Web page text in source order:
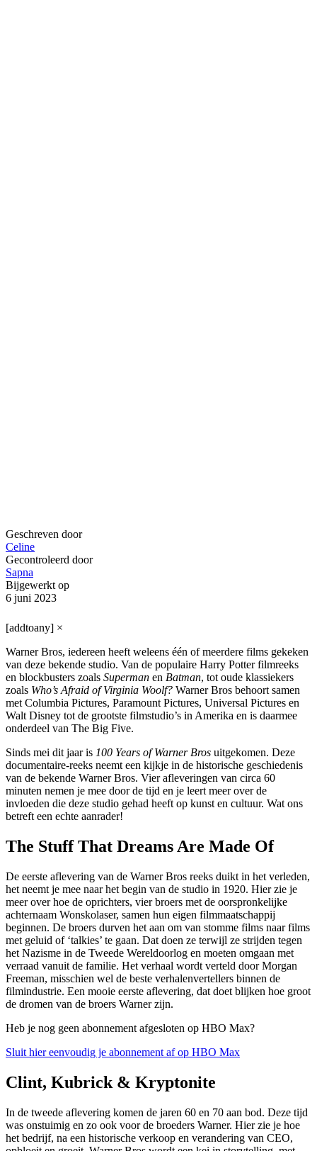
Geschreven door
Celine
Gecontroleerd door
Sapna
Bijgewerkt op
6 juni 2023
[addtoany] ×
Warner Bros, iedereen heeft weleens één of meerdere films gekeken
van deze bekende studio. Van de populaire Harry Potter filmreeks
en blockbusters zoals Superman en Batman, tot oude klassiekers
zoals Who’s Afraid of Virginia Woolf? Warner Bros behoort samen
met Columbia Pictures, Paramount Pictures, Universal Pictures en
Walt Disney tot de grootste filmstudio’s in Amerika en is daarmee
onderdeel van The Big Five.
Sinds mei dit jaar is 100 Years of Warner Bros uitgekomen. Deze
documentaire-reeks neemt een kijkje in de historische geschiedenis
van de bekende Warner Bros. Vier afleveringen van circa 60
minuten nemen je mee door de tijd en je leert meer over de
invloeden die deze studio gehad heeft op kunst en cultuur. Wat ons
betreft een echte aanrader!
The Stuff That Dreams Are Made Of
De eerste aflevering van de Warner Bros reeks duikt in het verleden,
het neemt je mee naar het begin van de studio in 1920. Hier zie je
meer over hoe de oprichters, vier broers met de oorspronkelijke
achternaam Wonskolaser, samen hun eigen filmmaatschappij
beginnen. De broers durven het aan om van stomme films naar films
met geluid of ‘talkies’ te gaan. Dat doen ze terwijl ze strijden tegen
het Nazisme in de Tweede Wereldoorlog en moeten omgaan met
verraad vanuit de familie. Het verhaal wordt verteld door Morgan
Freeman, misschien wel de beste verhalenvertellers binnen de
filmindustrie. Een mooie eerste aflevering, dat doet blijken hoe groot
de dromen van de broers Warner zijn.
Heb je nog geen abonnement afgesloten op HBO Max?
Sluit hier eenvoudig je abonnement af op HBO Max
Clint, Kubrick & Kryptonite
In de tweede aflevering komen de jaren 60 en 70 aan bod. Deze tijd
was onstuimig en zo ook voor de broeders Warner. Hier zie je hoe
het bedrijf, na een historische verkoop en verandering van CEO,